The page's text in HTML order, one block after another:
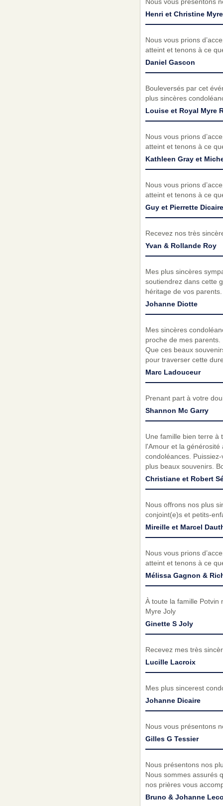
Henri et Christine Myre
Nous vous prions
atteint et tenons à ce
Daniel Gascon
Bouleversés par cet
plus sincères
Louise et Royal Myre
Nous vous prions
atteint et tenons à ce
Kathleen Gray et
Nous vous prions
atteint et tenons à ce
Guy et Pierrette Dicaire
Recevez nos très
Yvan & Rollande Roy
Mes plus sincères
soutiendrez dans cette
héritage de vos parents.
Johanne Diotte
Mes sincères
proche de mes
Que ces beaux
pour traverser cette
Marc Ladouceur
Prenant part à votre
Shannon Mc Garry
Une famille bien terre à
l'Amour et la
condoléances.
plus beaux souvenirs.
Christiane et Robert
Nous offrons nos plus
conjoint(e)s et petits-
Mireille et Marcel
Nous vous prions
atteint et tenons à ce
Mélissa Gagnon &
À toute la famille Potvin
Myre Joly
Ginette S Joly
Recevez mes très
Lucille Lacroix
Mes plus sincerest
Johanne Dicaire
Nous vous présentons
Gilles G Tessier
Nous présentons nos
Nous sommes assurés
nos prières vous
Bruno & Johanne